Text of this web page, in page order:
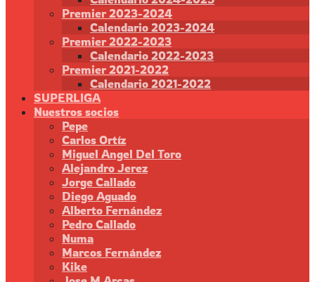
Premier 2023-2024
Calendario 2023-2024
Premier 2022-2023
Calendario 2022-2023
Premier 2021-2022
Calendario 2021-2022
SUPERLIGA
Nuestros socios
Pepe
Carlos Ortíz
Miguel Angel Del Toro
Alejandro Jerez
Jorge Callado
Diego Aguado
Alberto Fernández
Pedro Callado
Numa
Marcos Fernández
Kike